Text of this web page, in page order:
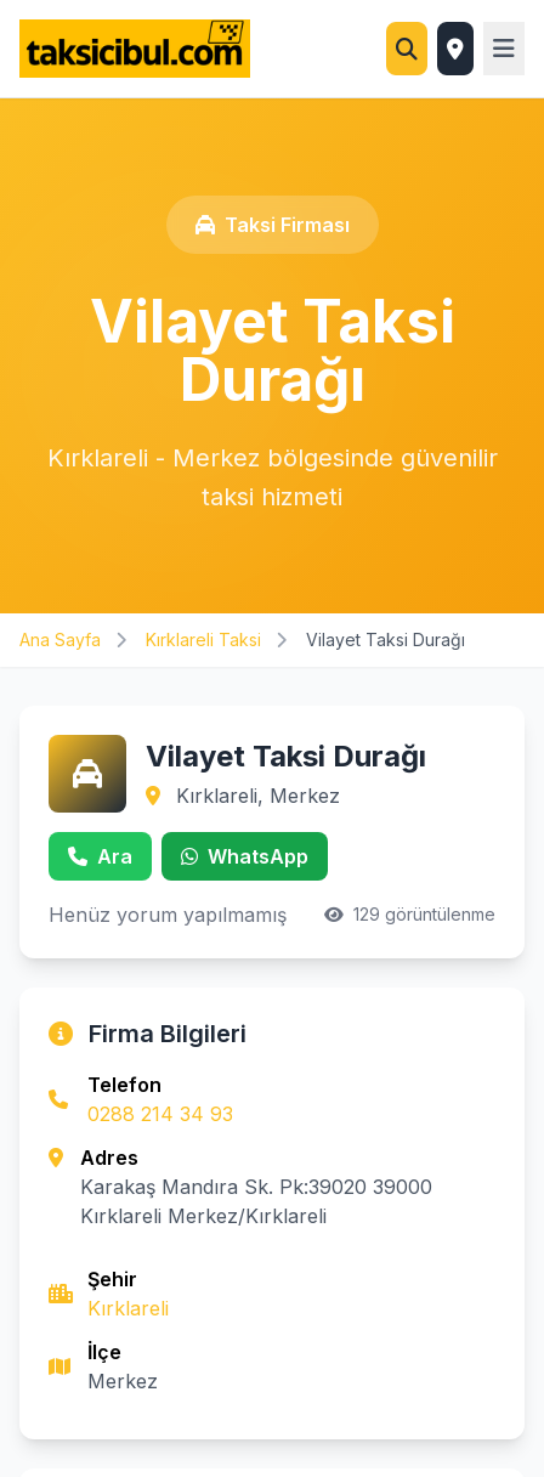
Taksi Firması
Vilayet Taksi
Durağı
Kırklareli - Merkez bölgesinde güvenilir
taksi hizmeti
Ana Sayfa Kırklareli Taksi Vilayet Taksi Durağı
Vilayet Taksi Durağı
Kırklareli, Merkez
Ara WhatsApp
Henüz yorum yapılmamış 129 görüntülenme
Firma Bilgileri
Telefon
0288 214 34 93
Adres
Karakaş Mandıra Sk. Pk:39020 39000
Kırklareli Merkez/Kırklareli
Şehir
Kırklareli
İlçe
Merkez